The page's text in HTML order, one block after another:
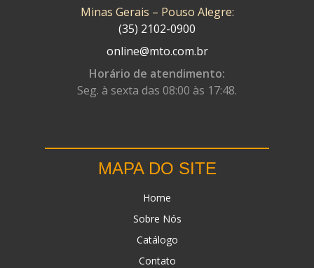
Minas Gerais – Pouso Alegre:
(35) 2102-0900
online@mto.com.br
Horário de atendimento:
Seg. à sexta das 08:00 às 17:48.
MAPA DO SITE
Home
Sobre Nós
Catálogo
Contato